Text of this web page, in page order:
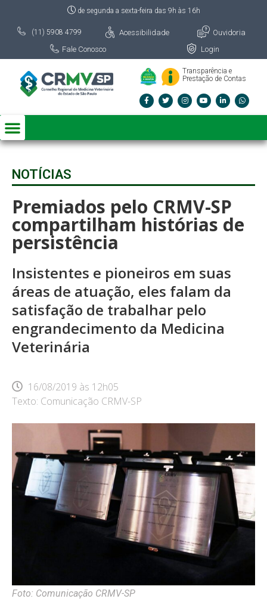
de segunda a sexta-feira das 9h às 16h
(11) 5908 4799 Acessibilidade
Ouvidoria
Fale Conosco
Login
Transparência e
Prestação de Contas
NOTÍCIAS
Premiados pelo CRMV-SP
compartilham histórias de
persistência
Insistentes e pioneiros em suas
áreas de atuação, eles falam da
satisfação de trabalhar pelo
engrandecimento da Medicina
Veterinária
16/08/2019 às 12h05
Texto: Comunicação CRMV-SP
Foto: Comunicação CRMV-SP